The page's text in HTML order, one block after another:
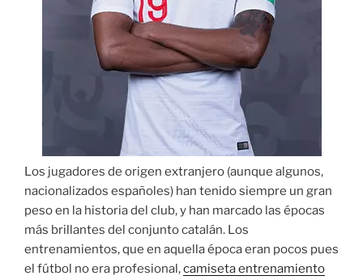
Los jugadores de origen extranjero (aunque algunos,
nacionalizados españoles) han tenido siempre un gran
peso en la historia del club, y han marcado las épocas
más brillantes del conjunto catalán. Los
entrenamientos, que en aquella época eran pocos pues
el fútbol no era profesional,camiseta entrenamiento